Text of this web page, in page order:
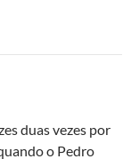
duas vezes por
o Pedro